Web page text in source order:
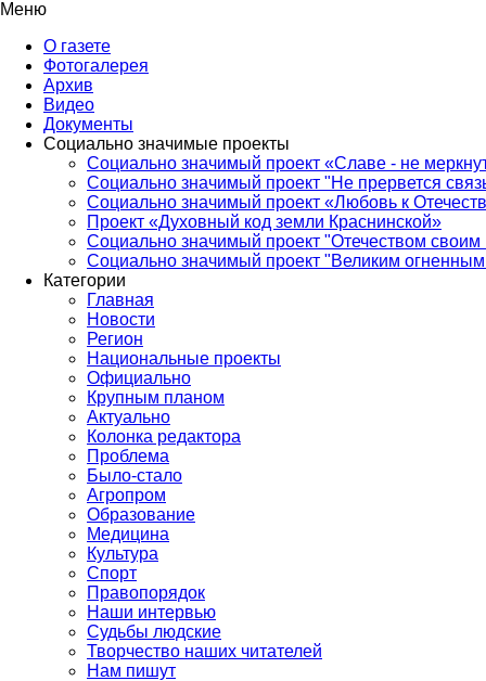
Меню
О газете
Фотогалерея
Архив
Видео
Документы
Социально значимые проекты
Социально значимый проект «Славе - не
Социально значимый проект "Не прервется
Социально значимый проект «Любовь к
Проект «Духовный код земли Краснинской»
Социально значимый проект "Отечеством своим
Социально значимый проект "Великим
Категории
Главная
Новости
Регион
Национальные проекты
Официально
Крупным планом
Актуально
Колонка редактора
Проблема
Было-стало
Агропром
Образование
Медицина
Культура
Спорт
Правопорядок
Наши интервью
Судьбы людские
Творчество наших читателей
Нам пишут